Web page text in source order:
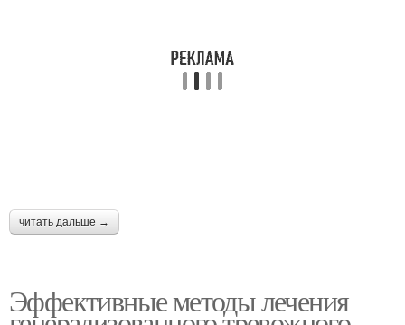
читать дальше →
Эффективные методы лечения